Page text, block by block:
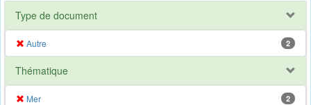
Type de document
Autre 2
Thématique
Mer 2